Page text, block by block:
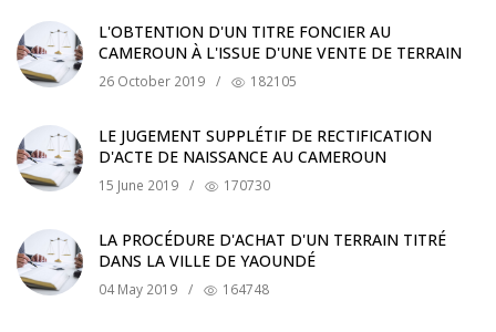
L'OBTENTION D'UN TITRE FONCIER AU
CAMEROUN À L'ISSUE D'UNE VENTE DE TERRAIN
26 October 2019 / 182105
LE JUGEMENT SUPPLÉTIF DE RECTIFICATION
D'ACTE DE NAISSANCE AU CAMEROUN
15 June 2019 / 170730
LA PROCÉDURE D'ACHAT D'UN TERRAIN TITRÉ
DANS LA VILLE DE YAOUNDÉ
04 May 2019 / 164748